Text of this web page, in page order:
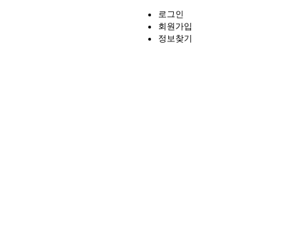
로그인
회원가입
정보찾기